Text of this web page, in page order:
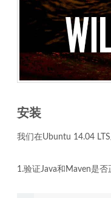
安装
我们在Ubuntu 14.04
1.验证Java和Maven是